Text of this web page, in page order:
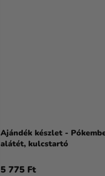
Ajándék készlet -
alátét, kulcstartó
5 775 Ft